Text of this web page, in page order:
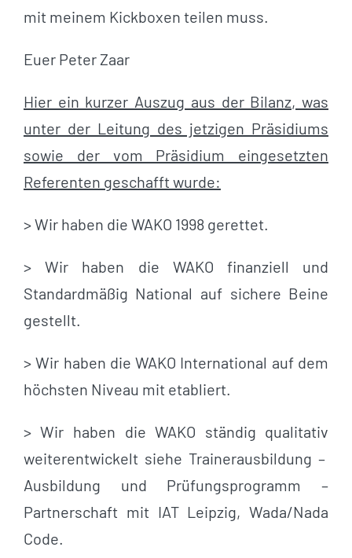
mit meinem Kickboxen teilen muss.
Euer Peter Zaar
Hier ein kurzer Auszug aus der Bilanz, was
unter der Leitung des jetzigen Präsidiums
sowie der vom Präsidium eingesetzten
Referenten geschafft wurde:
> Wir haben die WAKO 1998 gerettet.
> Wir haben die WAKO finanziell und
Standardmäßig National auf sichere Beine
gestellt.
> Wir haben die WAKO International auf dem
höchsten Niveau mit etabliert.
> Wir haben die WAKO ständig qualitativ
weiterentwickelt siehe Trainerausbildung –
Ausbildung und Prüfungsprogramm –
Partnerschaft mit IAT Leipzig, Wada/Nada
Code.